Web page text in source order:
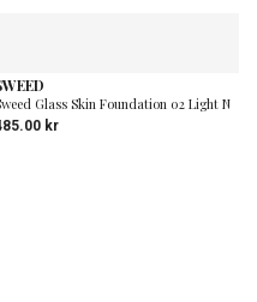
Glass Skin Foundation 02 Light N
kr